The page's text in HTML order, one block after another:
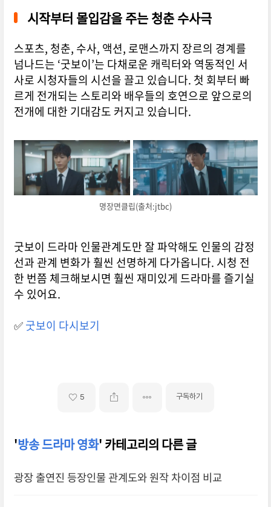
시작부터 몰입감을 주는 청춘 수사극
스포츠, 청춘, 수사, 액션, 로맨스까지 장르의 경계를
넘나드는 ‘굿보이’는 다채로운 캐릭터와 역동적인 서
사로 시청자들의 시선을 끌고 있습니다. 첫 회부터 빠
르게 전개되는 스토리와 배우들의 호연으로 앞으로의
전개에 대한 기대감도 커지고 있습니다.
명장면클립(출처:jtbc)
굿보이 드라마 인물관계도만 잘 파악해도 인물의 감정
선과 관계 변화가 훨씬 선명하게 다가옵니다. 시청 전
한 번쯤 체크해보시면 훨씬 재미있게 드라마를 즐기실
수 있어요.
✅굿보이 다시보기
5 구독하기
'방송 드라마 영화' 카테고리의 다른 글
광장 출연진 등장인물 관계도와 원작 차이점 비교